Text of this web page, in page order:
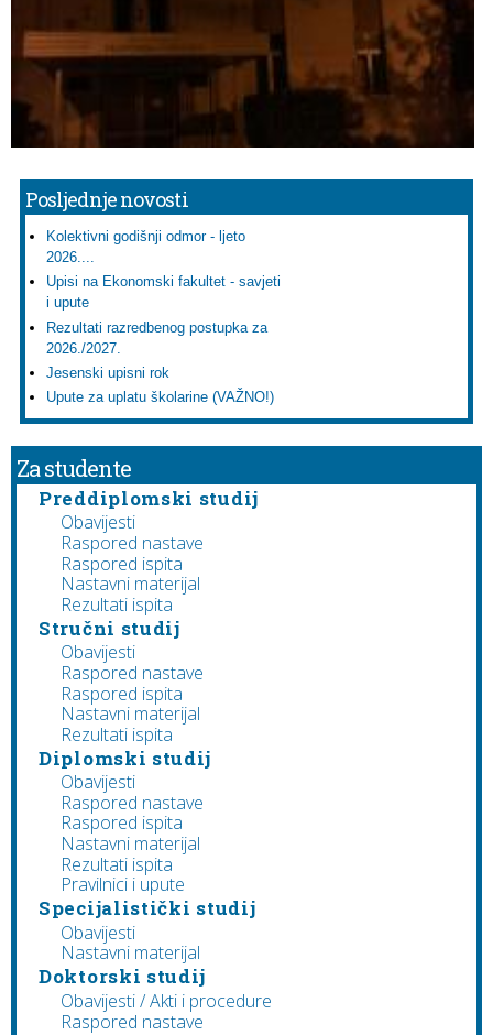
Posljednje novosti
Kolektivni godišnji odmor - ljeto
2026....
Upisi na Ekonomski fakultet - savjeti
i upute
Rezultati razredbenog postupka za
2026./2027.
Jesenski upisni rok
Upute za uplatu školarine (VAŽNO!)
Za studente
Preddiplomski studij
Obavijesti
Raspored nastave
Raspored ispita
Nastavni materijal
Rezultati ispita
Stručni studij
Obavijesti
Raspored nastave
Raspored ispita
Nastavni materijal
Rezultati ispita
Diplomski studij
Obavijesti
Raspored nastave
Raspored ispita
Nastavni materijal
Rezultati ispita
Pravilnici i upute
Specijalistički studij
Obavijesti
Nastavni materijal
Doktorski studij
Obavijesti / Akti i procedure
Raspored nastave